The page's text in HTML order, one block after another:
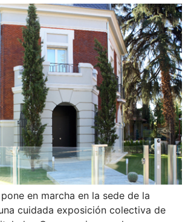
en marcha en la sede de la
cuidada exposición colectiva de